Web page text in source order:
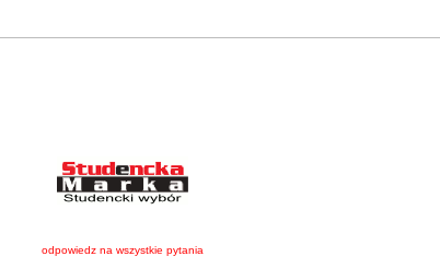
odpowiedz na wszystkie pytania